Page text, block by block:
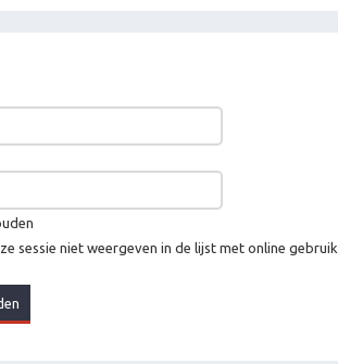
sessie niet weergeven in de lijst met online